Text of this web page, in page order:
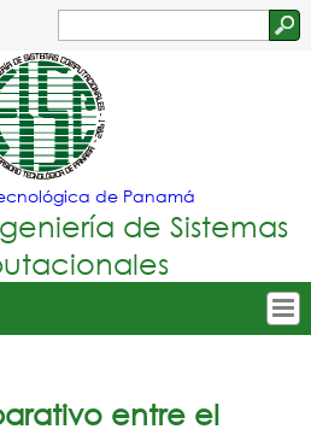
to navigation
Formulario
de
búsqueda
de Panamá
de Sistemas
Facultad
entre el